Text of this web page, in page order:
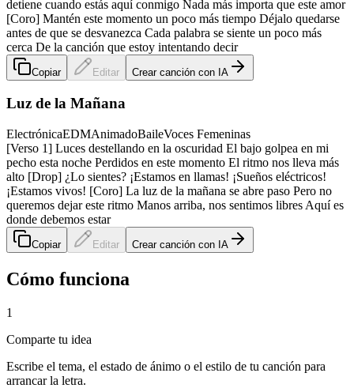
detiene cuando estás aquí conmigo Nada más importa que este amor
[Coro] Mantén este momento un poco más tiempo Déjalo quedarse
antes de que se desvanezca Cada palabra se siente un poco más
cerca De la canción que estoy intentando decir
Copiar Editar Crear canción con IA
Luz de la Mañana
ElectrónicaEDMAnimadoBaileVoces Femeninas
[Verso 1] Luces destellando en la oscuridad El bajo golpea en mi
pecho esta noche Perdidos en este momento El ritmo nos lleva más
alto [Drop] ¿Lo sientes? ¡Estamos en llamas! ¡Sueños eléctricos!
¡Estamos vivos! [Coro] La luz de la mañana se abre paso Pero no
queremos dejar este ritmo Manos arriba, nos sentimos libres Aquí es
donde debemos estar
Copiar Editar Crear canción con IA
Cómo funciona
1
Comparte tu idea
Escribe el tema, el estado de ánimo o el estilo de tu canción para
arrancar la letra.